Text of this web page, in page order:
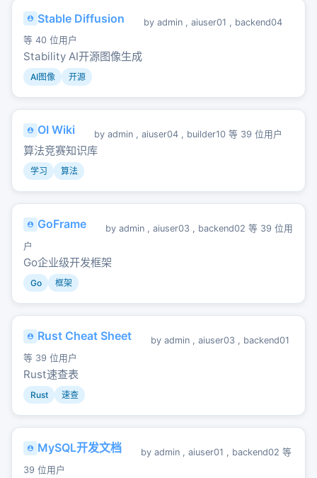
Stable Diffusion by admin , aiuser01 , backend04
等 40 位用户
Stability AI开源图像生成
AI图像 开源
OI Wiki by admin , aiuser04 , builder10 等 39 位用户
算法竞赛知识库
学习 算法
GoFrame by admin , aiuser03 , backend02 等 39 位用
户
Go企业级开发框架
Go 框架
Rust Cheat Sheet by admin , aiuser03 , backend01
等 39 位用户
Rust速查表
Rust 速查
MySQL开发文档 by admin , aiuser01 , backend02 等
39 位用户